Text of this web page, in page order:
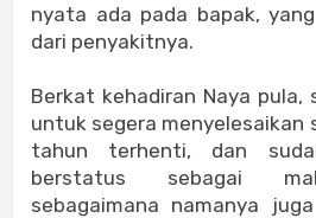
nyata ada pada bapak,
dari penyakitnya.
Berkat kehadiran Naya pula,
untuk segera menyelesaikan
tahun terhenti, dan
berstatus sebagai
sebagaimana namanya